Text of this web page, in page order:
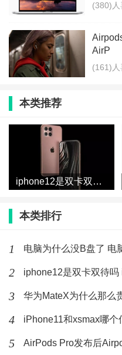
的一个亮点。
标签： 小米10 手
最新文章
官方消
vivo
(167)人
三星
s11+
(203)人
(380)人
AirP
(161)人
本类推荐
iphone12是双卡双待吗 iphone12是全面屏吗
本类排行
1 电脑为什么没B盘了 电
2 iphone12是双卡双待
3
4 iPhone11和xsmax哪个
5 AirPods Pro发布后